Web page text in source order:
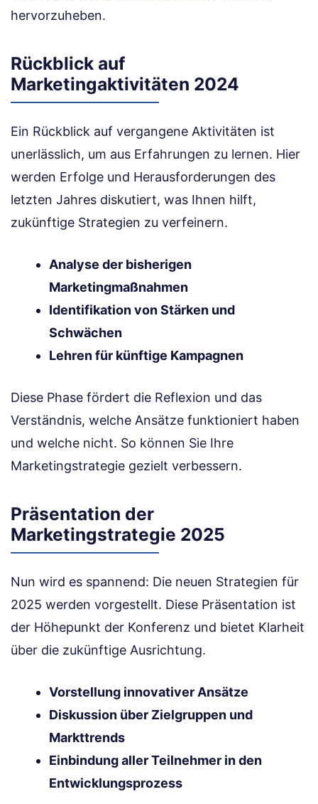
hervorzuheben.
Rückblick auf
Marketingaktivitäten 2024
Ein Rückblick auf vergangene Aktivitäten ist
unerlässlich, um aus Erfahrungen zu lernen. Hier
werden Erfolge und Herausforderungen des
letzten Jahres diskutiert, was Ihnen hilft,
zukünftige Strategien zu verfeinern.
Analyse der bisherigen
Marketingmaßnahmen
Identifikation von Stärken und
Schwächen
Lehren für künftige Kampagnen
Diese Phase fördert die Reflexion und das
Verständnis, welche Ansätze funktioniert haben
und welche nicht. So können Sie Ihre
Marketingstrategie gezielt verbessern.
Präsentation der
Marketingstrategie 2025
Nun wird es spannend: Die neuen Strategien für
2025 werden vorgestellt. Diese Präsentation ist
der Höhepunkt der Konferenz und bietet Klarheit
über die zukünftige Ausrichtung.
Vorstellung innovativer Ansätze
Diskussion über Zielgruppen und
Markttrends
Einbindung aller Teilnehmer in den
Entwicklungsprozess